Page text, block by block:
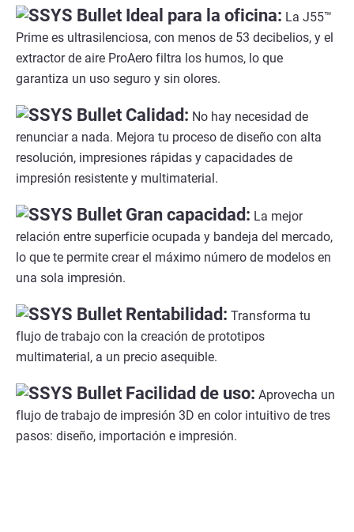
Ideal para la oficina: La J55™
Prime es ultrasilenciosa, con menos de 53 decibelios, y el
extractor de aire ProAero filtra los humos, lo que
garantiza un uso seguro y sin olores.
Calidad: No hay necesidad de
renunciar a nada. Mejora tu proceso de diseño con alta
resolución, impresiones rápidas y capacidades de
impresión resistente y multimaterial.
Gran capacidad: La mejor
relación entre superficie ocupada y bandeja del mercado,
lo que te permite crear el máximo número de modelos en
una sola impresión.
Rentabilidad: Transforma tu
flujo de trabajo con la creación de prototipos
multimaterial, a un precio asequible.
Facilidad de uso: Aprovecha un
flujo de trabajo de impresión 3D en color intuitivo de tres
pasos: diseño, importación e impresión.